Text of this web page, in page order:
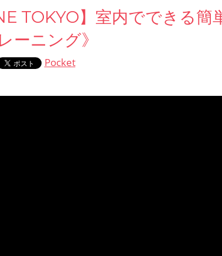
TOKYO】室内でできる
ーニング》
Pocket